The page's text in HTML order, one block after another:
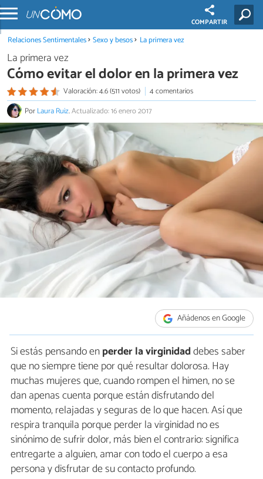
COMPARTIR
Relaciones Sentimentales Sexo y besos La primera vez
La primera vez
Cómo evitar el dolor en la primera vez
Valoración: 4.6 (511 votos)
4 comentarios
PorLaura Ruiz.Actualizado: 16 enero 2017
Añádenos en Google
Si estás pensando enperder la virginidaddebes saber
que no siempre tiene por qué resultar dolorosa. Hay
muchas mujeres que, cuando rompen el himen, no se
dan apenas cuenta porque están disfrutando del
momento, relajadas y seguras de lo que hacen. Así que
respira tranquila porque perder la virginidad no es
sinónimo de sufrir dolor, más bien el contrario: significa
entregarte a alguien, amar con todo el cuerpo a esa
persona y disfrutar de su contacto profundo.